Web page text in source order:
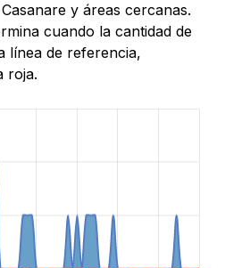
y áreas cercanas.
cuando la cantidad de
línea de referencia,
roja.